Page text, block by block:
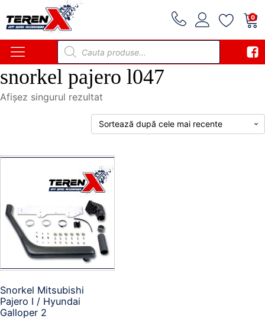
0
Products
search
snorkel pajero l047
Afișez singurul rezultat
Snorkel Mitsubishi
Pajero I / Hyundai
Galloper 2